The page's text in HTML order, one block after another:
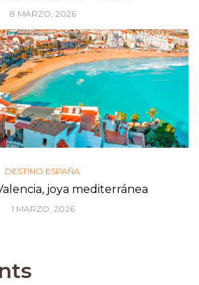
8 MARZO, 2026
DESTINO ESPAÑA
joya mediterránea
1 MARZO, 2026